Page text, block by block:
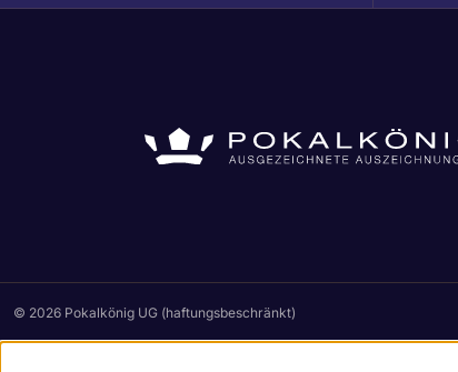
© 2026 Pokalkönig UG (haftungsbeschränkt)